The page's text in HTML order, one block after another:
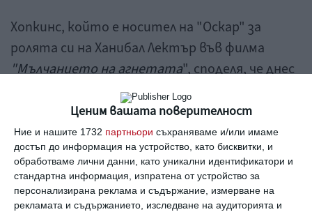
Ценим вашата поверителност
Ние и нашите 1732 партньори съхраняваме и/или имаме
достъп до информация на устройство, като бисквитки, и
обработваме лични данни, като уникални идентификатори и
стандартна информация, изпратена от устройство за
персонализирана реклама и съдържание, измерване на
рекламата и съдържанието, изследване на аудиторията и
Хопкинс, който е носител на "Оскар" за
ролята си на Ханибал Лектър във филма
"Мълчанието на агнетата", споделя, че днес
е по-щастлив от всякога.
Това се дължи на смесица от няколко неща,
сред които е и връзката му със съпругата му
от 15 години насам Стела - тя го е окуражила
да спортува и да се насочи към рисуването и
композирането на класическа музика.